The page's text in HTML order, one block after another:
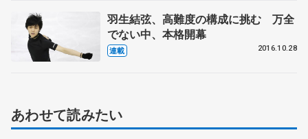
羽生結弦、高難度の構成に挑む 万全
でない中、本格開幕
連載 2016.10.28
あわせて読みたい